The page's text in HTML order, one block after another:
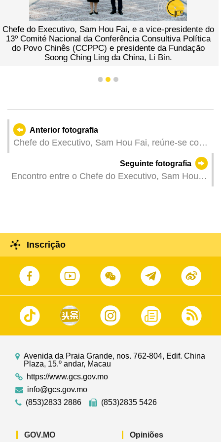
Chefe do Executivo, Sam Hou Fai, e a vice-presidente do
13º Comité Nacional da Conferência Consultiva Política
do Povo Chinês (CCPPC) e presidente da Fundação
Soong Ching Ling da China, Li Bin.
1 2 3
Anterior fotografia
Chefe do Executivo, Sam Hou Fai, reúne-se com
o governador da província de Guangdong, Wang
Seguinte fotografia
Encontro entre o Chefe do Executivo, Sam Hou
Koon-shum, na Sede do Governo.
Inscrição
Avenida da Praia Grande, nos. 762-804, Edif. China
Plaza, 15.º andar, Macau
https://www.gcs.gov.mo
info@gcs.gov.mo
(853)2833 2886
(853)2835 5426
GOV.MO Opiniões